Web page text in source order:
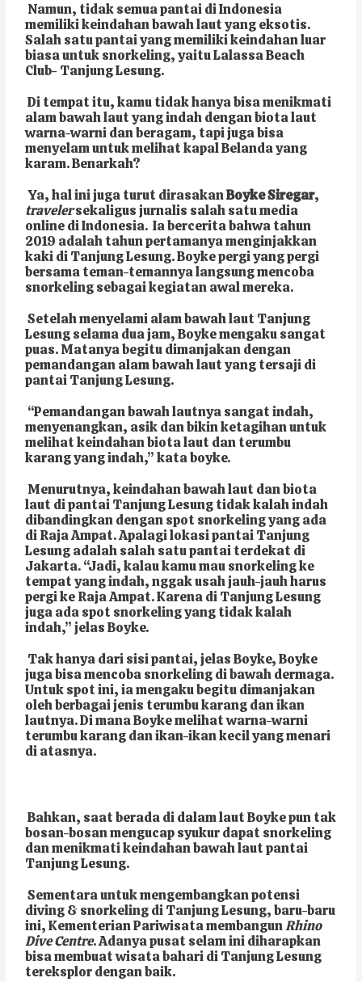
Namun, tidak semua pantai di Indonesia
memiliki keindahan bawah laut yang eksotis.
Salah satu pantai yang memiliki keindahan luar
biasa untuk snorkeling, yaitu Lalassa Beach
Club- Tanjung Lesung.
Di tempat itu, kamu tidak hanya bisa menikmati
alam bawah laut yang indah dengan biota laut
warna-warni dan beragam, tapi juga bisa
menyelam untuk melihat kapal Belanda yang
karam. Benarkah?
Ya, hal ini juga turut dirasakanBoyke Siregar,
travelersekaligus jurnalis salah satu media
online di Indonesia. Ia bercerita bahwa tahun
2019 adalah tahun pertamanya menginjakkan
kaki di Tanjung Lesung. Boyke pergi yang pergi
bersama teman-temannya langsung mencoba
snorkeling sebagai kegiatan awal mereka.
Setelah menyelami alam bawah laut Tanjung
Lesung selama dua jam, Boyke mengaku sangat
puas. Matanya begitu dimanjakan dengan
pemandangan alam bawah laut yang tersaji di
pantai Tanjung Lesung.
“Pemandangan bawah lautnya sangat indah,
menyenangkan, asik dan bikin ketagihan untuk
melihat keindahan biota laut dan terumbu
karang yang indah,” kata boyke.
Menurutnya, keindahan bawah laut dan biota
laut di pantai Tanjung Lesung tidak kalah indah
dibandingkan dengan spot snorkeling yang ada
di Raja Ampat. Apalagi lokasi pantai Tanjung
Lesung adalah salah satupantai terdekat di
Jakarta. “Jadi, kalau kamu mau snorkeling ke
tempat yang indah, nggak usah jauh-jauh harus
pergi ke Raja Ampat. Karena di Tanjung Lesung
juga ada spot snorkeling yang tidak kalah
indah,” jelas Boyke.
Tak hanya dari sisi pantai, jelas Boyke, Boyke
juga bisa mencoba snorkeling di bawah dermaga.
Untuk spot ini, ia mengaku begitu dimanjakan
oleh berbagai jenis terumbu karang dan ikan
lautnya. Di mana Boyke melihat warna-warni
terumbu karang dan ikan-ikan kecil yang menari
di atasnya.
Bahkan, saat berada di dalam laut Boyke pun tak
bosan-bosan mengucap syukur dapat snorkeling
dan menikmati keindahan bawah laut pantai
Tanjung Lesung.
Sementara untuk mengembangkan potensi
diving & snorkeling di Tanjung Lesung, baru-baru
ini, Kementerian Pariwisata membangunRhino
Dive Centre. Adanya pusat selam ini diharapkan
bisa membuat wisata bahari di Tanjung Lesung
tereksplor dengan baik.